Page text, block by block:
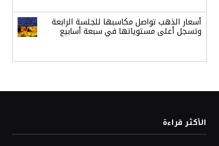
أسعار الذهب تواصل مكاسبها للجلسة الرابعة
وتسجل أعلى مستوياتها في سبعة أسابيع
«طيران الرياض» يدشن أولى رحلاته إلى مومباي
ويضيف الوجهة التشغيلية الثامنة
الأكثر قراءة